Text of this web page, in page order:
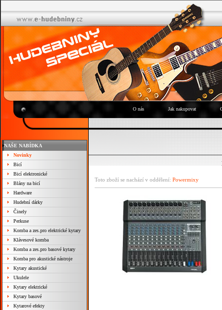
O nás Jak nakupovat
NAŠE NABÍDKA
Novinky
Bicí
Bicí elektronické
Blány na bicí
Hardware
Hudební dárky
Činely
Perkuse
Komba a zes.pro elektrické kytary
Klávesové komba
Komba a zes.pro basové kytary
Komba pro akustické nástroje
Kytary akustické
Ukulele
Kytary elektrické
Kytary basové
Kytarové efekty
Toto zboží se nachází v oddělení: Powermixy